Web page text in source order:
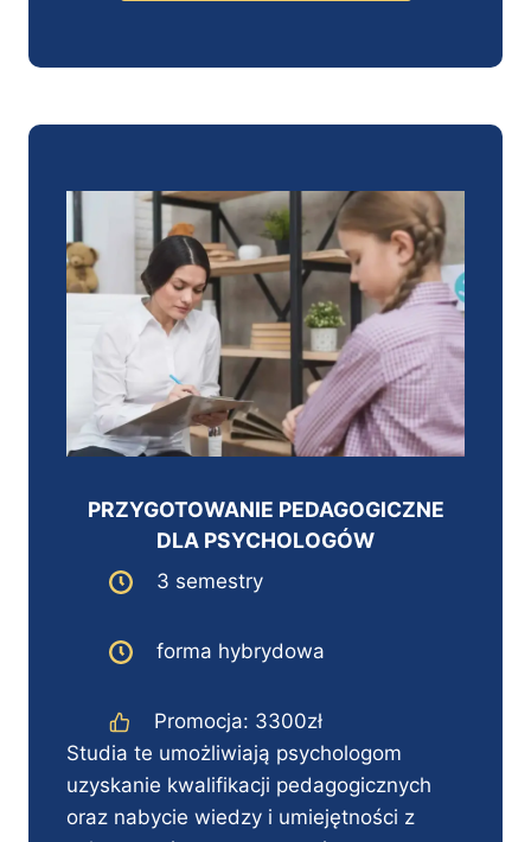
PRZYGOTOWANIE PEDAGOGICZNE
DLA PSYCHOLOGÓW
3 semestry
forma hybrydowa
Promocja: 3300zł
Studia te umożliwiają psychologom
uzyskanie kwalifikacji pedagogicznych
oraz nabycie wiedzy i umiejętności z